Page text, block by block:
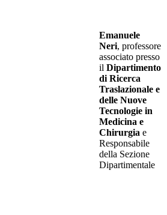
Emanuele
Neri, professore
associato presso
il Dipartimento
di Ricerca
Traslazionale e
delle Nuove
Tecnologie in
Medicina e
Chirurgia e
Responsabile
della Sezione
Dipartimentale